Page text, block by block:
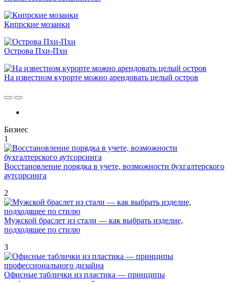
Кипрские мозаики
Острова Пхи-Пхи
На известном курорте можно арендовать целый остров
Бизнес
1
Восстановление порядка в учете, возможности бухгалтерского
аутсорсинга
2
Мужской браслет из стали — как выбрать изделие,
подходящее по стилю
3
Офисные таблички из пластика — принципы